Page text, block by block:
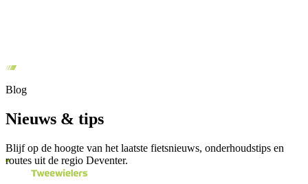
Blog
Nieuws & tips
Blijf op de hoogte van het laatste fietsnieuws, onderhoudstips en
routes uit de regio Deventer.